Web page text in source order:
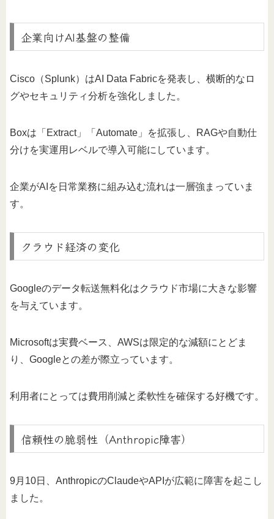
企業向けAI基盤の整備
Cisco（Splunk）はAI Data Fabricを発表し、横断的なロ
グやセキュリティ分析を強化しました。
Boxは「Extract」「Automate」を拡張し、RAGや自動仕
分けを実運用レベルで導入可能にしています。
企業がAIを日常業務に組み込む流れは一層強まっていま
す。
クラウド経済の変化
Googleのデータ転送無料化はクラウド市場に大きな影響
を与えています。
Microsoftは実費ベース、AWSは限定的な減額にとどま
り、Googleとの差が際立っています。
利用者にとっては費用削減と柔軟性を確保する好機です。
信頼性の脆弱性（Anthropic障害）
9月10日、AnthropicのClaudeやAPIが広範に障害を起こし
ました。